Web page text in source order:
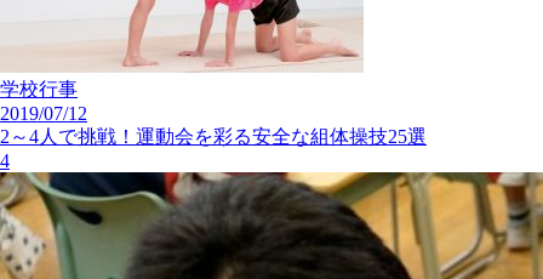
学校行事
2019/07/12
2～4人で挑戦！運動会を彩る安全な組体操技25選
4